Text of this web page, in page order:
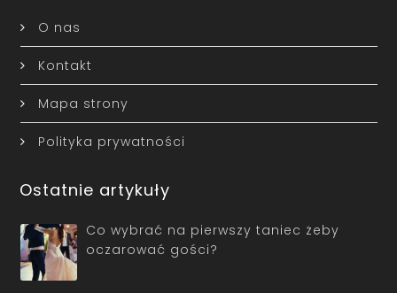
O nas
Kontakt
Mapa strony
Polityka prywatności
Ostatnie artykuły
Co wybrać na pierwszy taniec żeby
oczarować gości?